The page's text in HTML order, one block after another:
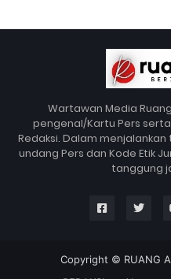
Wartawan Media
pengenal/Kartu Pers
Redaksi. Dalam
undang Pers dan Kode Etik
tanggung
Copyright © RUANG